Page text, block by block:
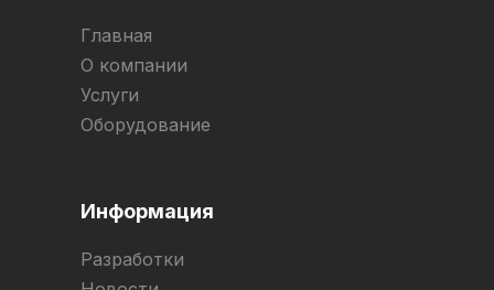
Информация
Главная
О компании
Услуги
Оборудование
Разработки